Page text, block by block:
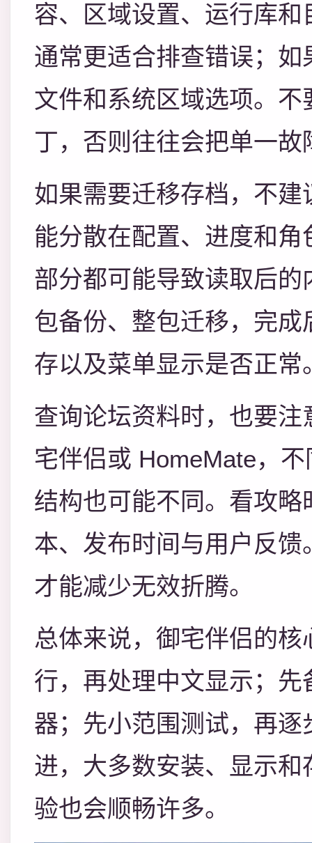
容、区域设置、运行库
通常更适合排查错误；
文件和系统区域选项。
丁，否则往往会把单一
如果需要迁移存档，不
能分散在配置、进度和
部分都可能导致读取后
包备份、整包迁移，完
存以及菜单显示是否正常
查询论坛资料时，也要
宅伴侣或 HomeMate，
结构也可能不同。看攻
本、发布时间与用户反
才能减少无效折腾。
总体来说，御宅伴侣的
行，再处理中文显示；
器；先小范围测试，再
进，大多数安装、显示
验也会顺畅许多。